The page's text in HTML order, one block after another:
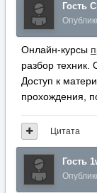
Гость
Онлайн-курсы
разбор техник.
Доступ к
прохождения,
Цитата
Гость